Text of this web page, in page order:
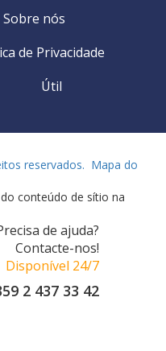
Sobre nós
de Privacidade
Útil
reservados. Mapa do
conteúdo de sítio na
de ajuda?
Contacte-nos!
Disponível 24/7
2 437 33 42